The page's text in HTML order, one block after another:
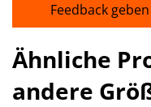
Feedback geben
Ähnliche
andere